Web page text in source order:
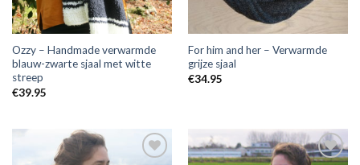
Ozzy – Handmade verwarmde
blauw-zwarte sjaal met witte
streep
€39.95
For him and her – Verwarmde
grijze sjaal
€34.95